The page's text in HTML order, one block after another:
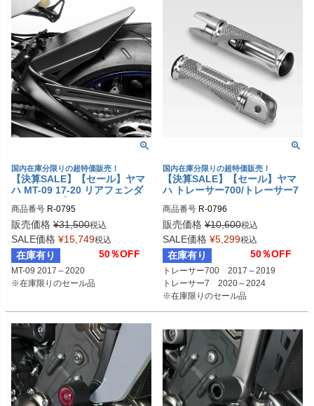
国内在庫分限りの超特価販売！
【決算SALE】【セール】ヤマ
ハ MT-09 17-20 リアフェンダ
商品番号 R-0795
販売価格 ¥31,500税込
SALE価格 ¥15,749税込
在庫有り 50％OFF
MT-09 2017～2020
※在庫限りのセール品
国内在庫分限りの超特価販売！
【決算SALE】【セール】ヤマ
ハ トレーサー700/トレーサー7
リッシュ DPM
商品番号 R-0796
販売価格 ¥10,600税込
SALE価格 ¥5,299税込
在庫有り 50％OFF
トレーサー700　2017～2019
トレーサー7　2020～2024
※在庫限りのセール品